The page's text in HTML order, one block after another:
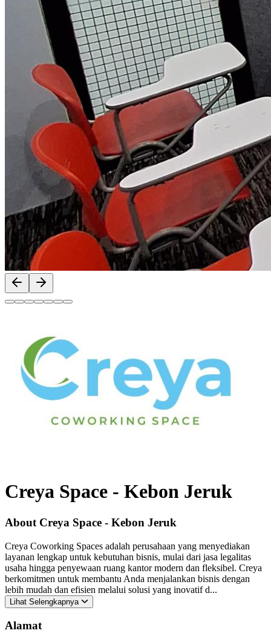
Previous slide
Creya Space - Kebon Jeruk
About Creya Space - Kebon Jeruk
Creya Coworking Spaces adalah perusahaan yang menyediakan
layanan lengkap untuk kebutuhan bisnis, mulai dari jasa legalitas
usaha hingga penyewaan ruang kantor modern dan fleksibel. Creya
berkomitmen untuk membantu Anda menjalankan bisnis dengan
lebih mudah dan efisien melalui solusi yang inovatif d...
Lihat Selengkapnya
Alamat